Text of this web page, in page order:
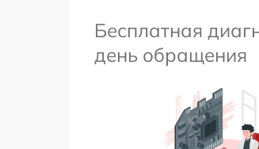
Бесплатная
день обращения